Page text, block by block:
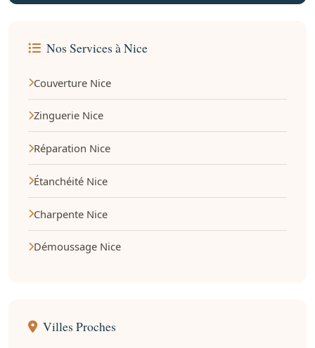
Nos Services à Nice
Couverture Nice
Zinguerie Nice
Réparation Nice
Étanchéité Nice
Charpente Nice
Démoussage Nice
Villes Proches